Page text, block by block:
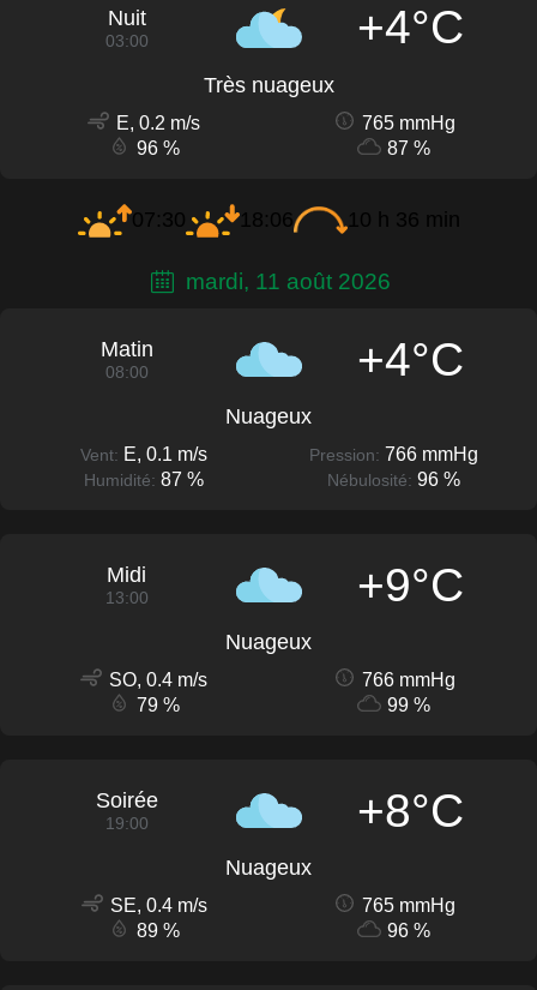
Nuit
03:00 +4°C
Très nuageux
E, 0.2 m/s
765 mmHg
96 %
87 %
07:30 18:06 10 h 36 min
mardi, 11 août 2026
Matin
08:00 +4°C
Nuageux
Vent: E, 0.1 m/s Pression: 766 mmHg
Humidité: 87 % Nébulosité: 96 %
Midi
13:00 +9°C
Nuageux
SO, 0.4 m/s
766 mmHg
79 %
99 %
Soirée
19:00 +8°C
Nuageux
SE, 0.4 m/s
765 mmHg
89 %
96 %